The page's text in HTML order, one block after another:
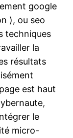
google
), ou seo
techniques
la
résultats
est haut
le
micro-